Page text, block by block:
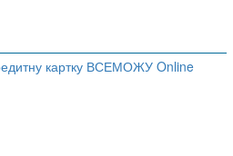
картку ВСЕМОЖУ Online